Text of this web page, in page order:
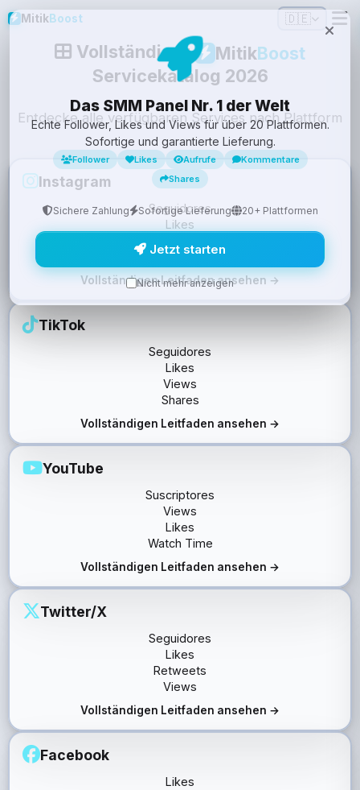
Mitik Boost 🇩🇪
Vollständiger MitikBoost
Servicekatalog 2026
Entdecke alle verfügbaren Services nach Plattform
Instagram
Seguidores
Likes
Kommentare
Vollständigen Leitfaden ansehen →
TikTok
Seguidores
Likes
Views
Shares
Vollständigen Leitfaden ansehen →
YouTube
Suscriptores
Views
Likes
Watch Time
Vollständigen Leitfaden ansehen →
Twitter/X
Seguidores
Likes
Retweets
Views
Vollständigen Leitfaden ansehen →
Facebook
Likes
Das SMM Panel Nr. 1 der Welt
Echte Follower, Likes und Views für über 20 Plattformen.
Sofortige und garantierte Lieferung.
Follower Likes Aufrufe
Kommentare
Shares
Sichere Zahlung Sofortige Lieferung 20+ Plattformen
Jetzt starten
Nicht mehr anzeigen